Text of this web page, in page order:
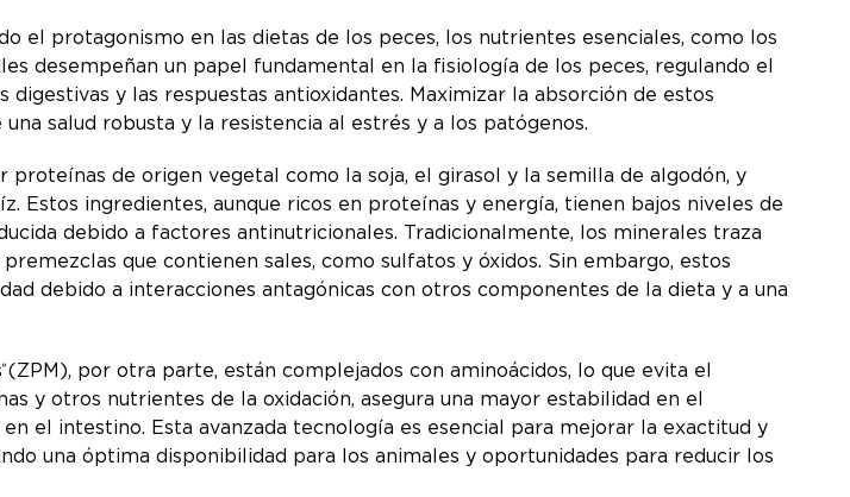
el protagonismo en las dietas de los peces, los nutrientes esenciales, como los
desempeñan un papel fundamental en la fisiología de los peces, regulando el
y las respuestas antioxidantes. Maximizar la absorción de estos
salud robusta y la resistencia al estrés y a los patógenos.
proteínas de origen vegetal como la soja, el girasol y la semilla de algodón, y
Estos ingredientes, aunque ricos en proteínas y energía, tienen bajos niveles de
debido a factores antinutricionales. Tradicionalmente, los minerales traza
que contienen sales, como sulfatos y óxidos. Sin embargo, estos
debido a interacciones antagónicas con otros componentes de la dieta y a una
® (ZPM), por otra parte, están complejados con aminoácidos, lo que evita el
y otros nutrientes de la oxidación, asegura una mayor estabilidad en el
el intestino. Esta avanzada tecnología es esencial para mejorar la exactitud y
una óptima disponibilidad para los animales y oportunidades para reducir los